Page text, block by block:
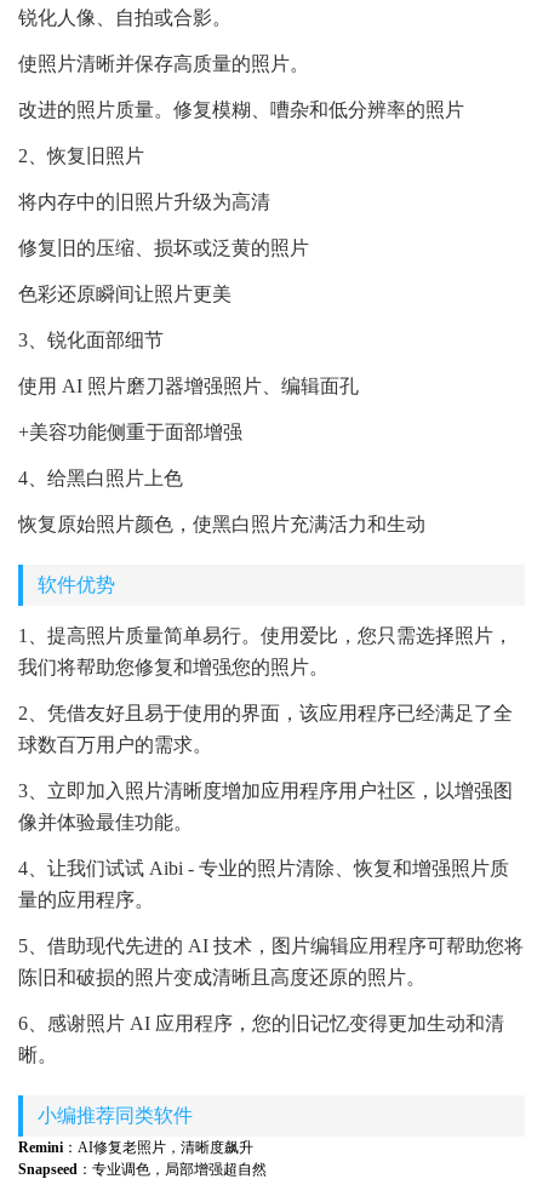
锐化人像、自拍或合影。
使照片清晰并保存高质量的照片。
改进的照片质量。修复模糊、嘈杂和低分辨率的照片
2、恢复旧照片
将内存中的旧照片升级为高清
修复旧的压缩、损坏或泛黄的照片
色彩还原瞬间让照片更美
3、锐化面部细节
使用 AI 照片磨刀器增强照片、编辑面孔
+美容功能侧重于面部增强
4、给黑白照片上色
恢复原始照片颜色，使黑白照片充满活力和生动
软件优势
1、提高照片质量简单易行。使用爱比，您只需选择照片，
我们将帮助您修复和增强您的照片。
2、凭借友好且易于使用的界面，该应用程序已经满足了全
球数百万用户的需求。
3、立即加入照片清晰度增加应用程序用户社区，以增强图
像并体验最佳功能。
4、让我们试试 Aibi - 专业的照片清除、恢复和增强照片质
量的应用程序。
5、借助现代先进的 AI 技术，图片编辑应用程序可帮助您将
陈旧和破损的照片变成清晰且高度还原的照片。
6、感谢照片 AI 应用程序，您的旧记忆变得更加生动和清
晰。
小编推荐同类软件
Remini ：AI修复老照片，清晰度飙升
Snapseed ：专业调色，局部增强超自然